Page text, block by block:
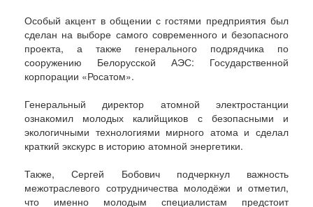
Особый акцент в общении с гостями предприятия был
сделан на выборе самого современного и безопасного
проекта, а также генерального подрядчика по
сооружению Белорусской АЭС: Государственной
корпорации «Росатом».
Генеральный директор атомной электростанции
ознакомил молодых калийщиков с безопасными и
экологичными технологиями мирного атома и сделал
краткий экскурс в историю атомной энергетики.
Также, Сергей Бобович подчеркнул важность
межотраслевого сотрудничества молодёжи и отметил,
что именно молодым специалистам предстоит